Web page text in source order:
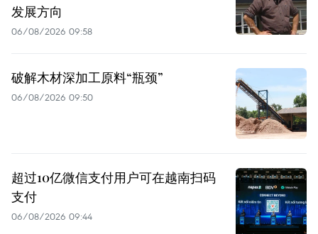
发展方向
06/08/2026 09:58
破解木材深加工原料“瓶颈”
06/08/2026 09:50
超过10亿微信支付用户可在越南扫码
支付
06/08/2026 09:44